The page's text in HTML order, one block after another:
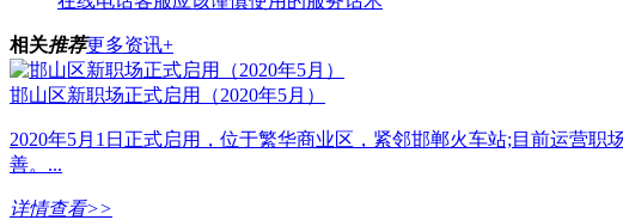
相关推荐更多资讯+
邯山区新职场正式启用（2020年5月）
2020年5月1日正式启用，位于繁华商业区，紧邻邯郸火车站;目前运营
善。...
详情查看>>